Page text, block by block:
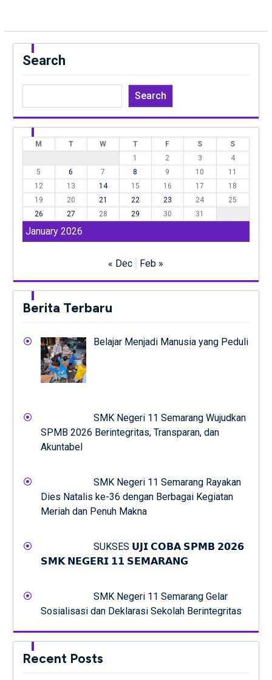
Search
Search
January 2026
M T W T F S
S
1
2 3
4
5
6 7 8 9 10
11
12
13 14 15 16 17
18
19
20 21 22 23 24
25
26
27 28 29 30 31
« Dec Feb »
Berita Terbaru
Belajar Menjadi Manusia yang Peduli
SMK Negeri 11 Semarang Wujudkan
SPMB 2026 Berintegritas, Transparan, dan
Akuntabel
SMK Negeri 11 Semarang Rayakan
Dies Natalis ke-36 dengan Berbagai Kegiatan
Meriah dan Penuh Makna
SUKSES 𝗨𝗝𝗜 𝗖𝗢𝗕𝗔 𝗦𝗣𝗠𝗕 𝟮𝟬𝟮𝟲
𝗦𝗠𝗞 𝗡𝗘𝗚𝗘𝗥𝗜 𝟭𝟭 𝗦𝗘𝗠𝗔𝗥𝗔𝗡𝗚
SMK Negeri 11 Semarang Gelar
Sosialisasi dan Deklarasi Sekolah Berintegritas
Recent Posts